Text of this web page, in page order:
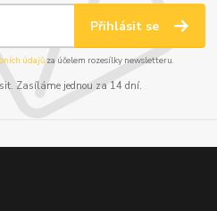
Přihlásit se
údajůza účelem rozesílky newsletteru.
Zasíláme jednou za 14 dní.